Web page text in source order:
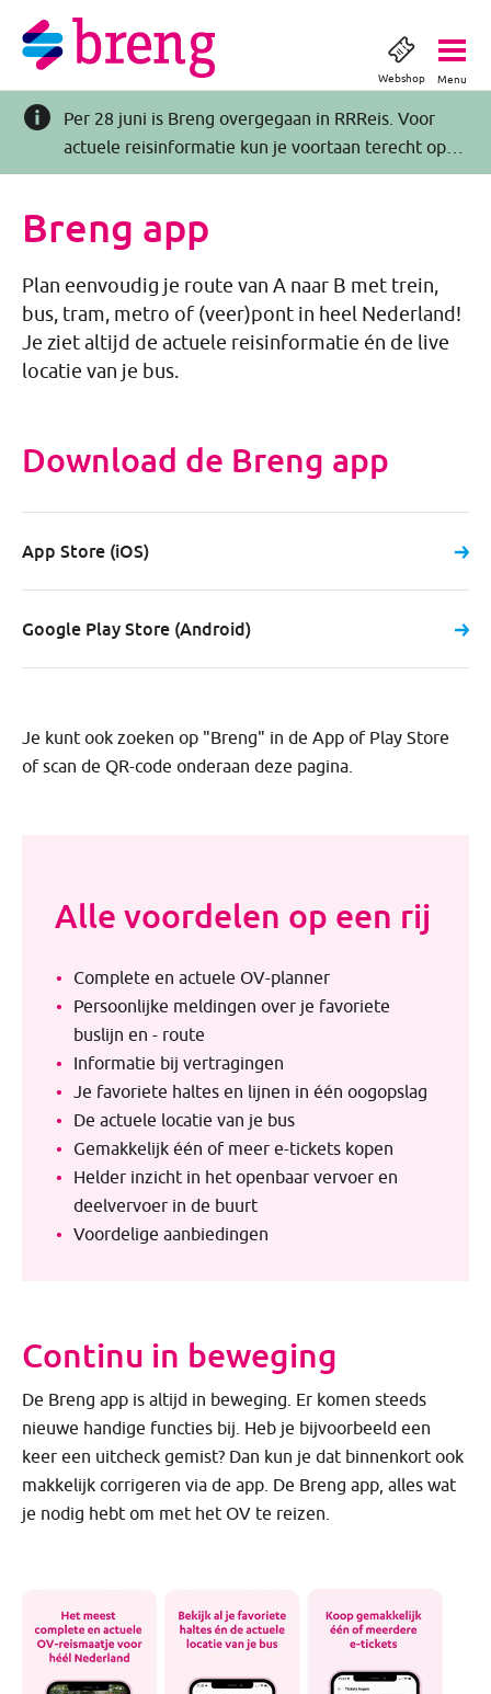
Webshop Menu
Per 28 juni is Breng overgegaan in RRReis. Voor
actuele reisinformatie kun je voortaan terecht op
RRReis.nl >>
Breng app
Plan eenvoudig je route van A naar B met trein,
bus, tram, metro of (veer)pont in heel Nederland!
Je ziet altijd de actuele reisinformatie én de live
locatie van je bus.
Download de Breng app
App Store (iOS)
Google Play Store (Android)
Je kunt ook zoeken op "Breng" in de App of Play Store
of scan de QR-code onderaan deze pagina.
Alle voordelen op een rij
Complete en actuele OV-planner
Persoonlijke meldingen over je favoriete
buslijn en - route
Informatie bij vertragingen
Je favoriete haltes en lijnen in één oogopslag
De actuele locatie van je bus
Gemakkelijk één of meer e-tickets kopen
Helder inzicht in het openbaar vervoer en
deelvervoer in de buurt
Voordelige aanbiedingen
Continu in beweging
De Breng app is altijd in beweging. Er komen steeds
nieuwe handige functies bij. Heb je bijvoorbeeld een
keer een uitcheck gemist? Dan kun je dat binnenkort ook
makkelijk corrigeren via de app. De Breng app, alles wat
je nodig hebt om met het OV te reizen.